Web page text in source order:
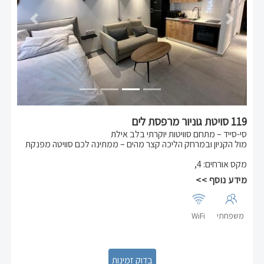
Previous Next
119 סויטת גוניור מרפסת לים
סי-סייד – מתחם סוויטות יוקרתי בלב אילת
מול הקניון ובמרחק הליכה קצר מהים – ממתינה לכם סוויטה מפנקת
✔ מטבח מאובזר: כיריים חשמליות, מקרר ביתי גדול, תנור, מיקרוגל
✔ מרפסת נעימה עם נוף לים
✔ חלל מרווח ונעים, אידיאלי למשפחות או זוגות
מקס אורחים:
4
,
מידע נוסף >>
משפחתי WiFi